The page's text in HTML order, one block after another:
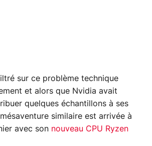
sur ce problème technique
et alors que Nvidia avait
quelques échantillons à ses
similaire est arrivée à
avec son nouveau CPU Ryzen